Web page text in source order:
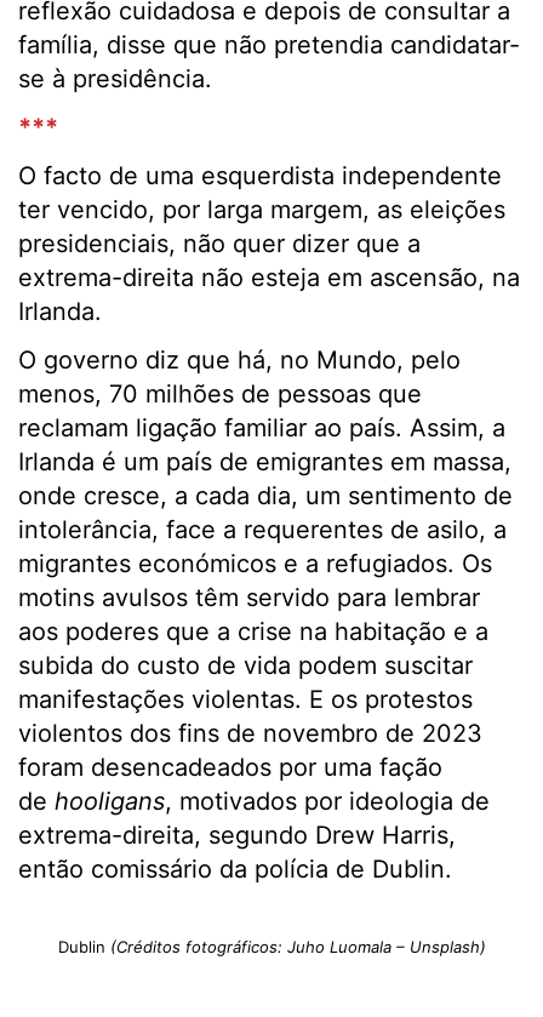
reflexão cuidadosa e depois de consultar a
família, disse que não pretendia candidatar-
se à presidência.
***
O facto de uma esquerdista independente
ter vencido, por larga margem, as eleições
presidenciais, não quer dizer que a
extrema-direita não esteja em ascensão, na
Irlanda.
O governo diz que há, no Mundo, pelo
menos, 70 milhões de pessoas que
reclamam ligação familiar ao país. Assim, a
Irlanda é um país de emigrantes em massa,
onde cresce, a cada dia, um sentimento de
intolerância, face a requerentes de asilo, a
migrantes económicos e a refugiados. Os
motins avulsos têm servido para lembrar
aos poderes que a crise na habitação e a
subida do custo de vida podem suscitar
manifestações violentas. E os protestos
violentos dos fins de novembro de 2023
foram desencadeados por uma fação
de hooligans, motivados por ideologia de
extrema-direita, segundo Drew Harris,
então comissário da polícia de Dublin.
Dublin (Créditos fotográficos: Juho Luomala – Unsplash)